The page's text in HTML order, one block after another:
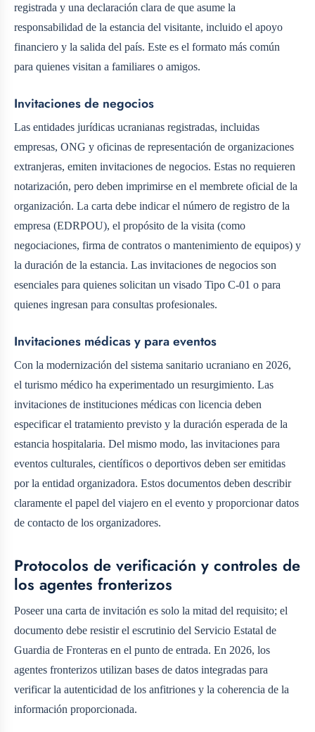
registrada y una declaración clara de que asume la
responsabilidad de la estancia del visitante, incluido el apoyo
financiero y la salida del país. Este es el formato más común
para quienes visitan a familiares o amigos.
Invitaciones de negocios
Las entidades jurídicas ucranianas registradas, incluidas
empresas, ONG y oficinas de representación de organizaciones
extranjeras, emiten invitaciones de negocios. Estas no requieren
notarización, pero deben imprimirse en el membrete oficial de la
organización. La carta debe indicar el número de registro de la
empresa (EDRPOU), el propósito de la visita (como
negociaciones, firma de contratos o mantenimiento de equipos) y
la duración de la estancia. Las invitaciones de negocios son
esenciales para quienes solicitan un visado Tipo C-01 o para
quienes ingresan para consultas profesionales.
Invitaciones médicas y para eventos
Con la modernización del sistema sanitario ucraniano en 2026,
el turismo médico ha experimentado un resurgimiento. Las
invitaciones de instituciones médicas con licencia deben
especificar el tratamiento previsto y la duración esperada de la
estancia hospitalaria. Del mismo modo, las invitaciones para
eventos culturales, científicos o deportivos deben ser emitidas
por la entidad organizadora. Estos documentos deben describir
claramente el papel del viajero en el evento y proporcionar datos
de contacto de los organizadores.
Protocolos de verificación y controles de
los agentes fronterizos
Poseer una carta de invitación es solo la mitad del requisito; el
documento debe resistir el escrutinio del Servicio Estatal de
Guardia de Fronteras en el punto de entrada. En 2026, los
agentes fronterizos utilizan bases de datos integradas para
verificar la autenticidad de los anfitriones y la coherencia de la
información proporcionada.